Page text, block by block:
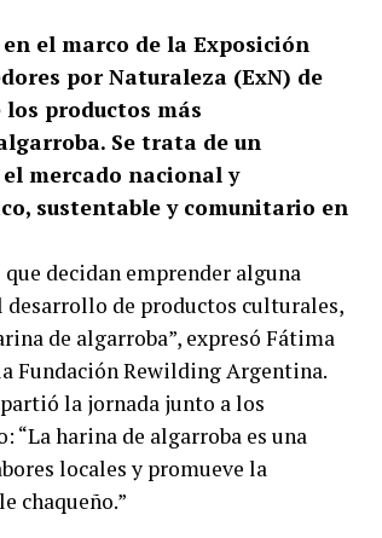
el marco de la Exposición
por Naturaleza (ExN) de
productos más
Se trata de un
mercado nacional y
sustentable y comunitario en
decidan emprender alguna
desarrollo de productos culturales,
de algarroba”, expresó Fátima
Fundación Rewilding Argentina.
la jornada junto a los
“La harina de algarroba es una
locales y promueve la
chaqueño.”